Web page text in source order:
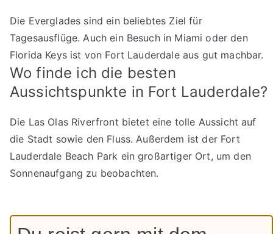
Die Everglades sind ein beliebtes Ziel für
Tagesausflüge. Auch ein Besuch in Miami oder den
Florida Keys ist von Fort Lauderdale aus gut machbar.
Wo finde ich die besten
Aussichtspunkte in Fort Lauderdale?
Die Las Olas Riverfront bietet eine tolle Aussicht auf
die Stadt sowie den Fluss. Außerdem ist der Fort
Lauderdale Beach Park ein großartiger Ort, um den
Sonnenaufgang zu beobachten.